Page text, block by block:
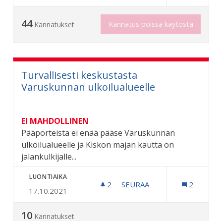
44 Kannatukset Kannatus poissa käytöstä
Turvallisesti keskustasta
Varuskunnan ulkoilualueelle
EI MAHDOLLINEN
Pääporteista ei enää pääse Varuskunnan
ulkoilualueelle ja Kiskon majan kautta on
jalankulkijalle...
LUONTIAIKA
17.10.2021
2 2 SEURAAJAA
SEURAA 2
10 Kannatukset